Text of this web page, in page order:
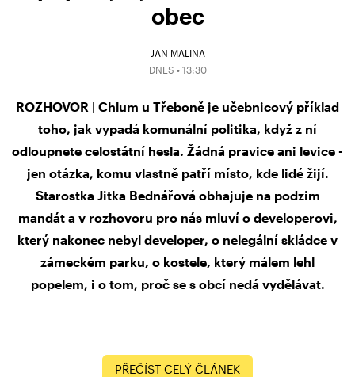
obec
JAN MALINA
DNES • 13:30
ROZHOVOR | Chlum u Třeboně je učebnicový příklad
toho, jak vypadá komunální politika, když z ní
odloupnete celostátní hesla. Žádná pravice ani levice -
jen otázka, komu vlastně patří místo, kde lidé žijí.
Starostka Jitka Bednářová obhajuje na podzim
mandát a v rozhovoru pro nás mluví o developerovi,
který nakonec nebyl developer, o nelegální skládce v
zámeckém parku, o kostele, který málem lehl
popelem, i o tom, proč se s obcí nedá vydělávat.
PŘEČÍST CELÝ ČLÁNEK